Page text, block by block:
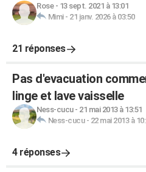
Rose- 13 sept. 2021 à 13:01
Mimi- 21 janv. 2026 à 03:50
21 réponses
Pas d'evacuation
linge et lave vaisselle
Ness-cucu- 21 mai 2013 à 13:51
Ness-cucu- 22 mai 2013 à
4 réponses